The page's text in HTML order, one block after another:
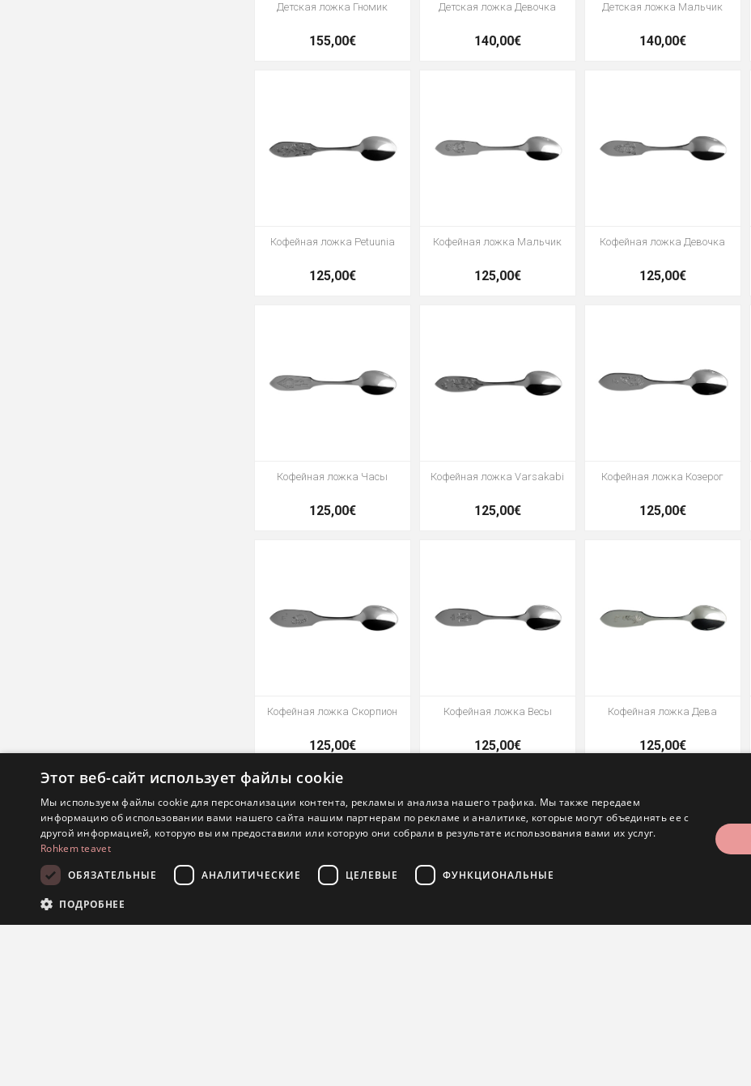
Детская ложка Гномик
155,00€
Детская ложка Девочка
140,00€
Детская ложка Мальчик
140,00€
Кофейная ложка Petuunia
125,00€
Кофейная ложка Мальчик
125,00€
Кофейная ложка Девочка
125,00€
Кофейная ложка Часы
125,00€
Кофейная ложка Varsakabi
125,00€
Кофейная ложка Козерог
125,00€
Кофейная ложка Скорпион
125,00€
Кофейная ложка Весы
125,00€
Кофейная ложка Дева
125,00€
Этот веб-сайт использует файлы cookie
Мы используем файлы cookie для персонализации контента, рекламы и анализа нашего трафика. Мы также передаем
информацию об использовании вами нашего сайта нашим партнерам по рекламе и аналитике, которые могут объединять ее с
другой информацией, которую вы им предоставили или которую они собрали в результате использования вами их услуг.
Rohkem teavet
ОБЯЗАТЕЛЬНЫЕ
АНАЛИТИЧЕСКИЕ ЦЕЛЕВЫЕ ФУНКЦИОНАЛЬНЫЕ
ПОДРОБНЕЕ